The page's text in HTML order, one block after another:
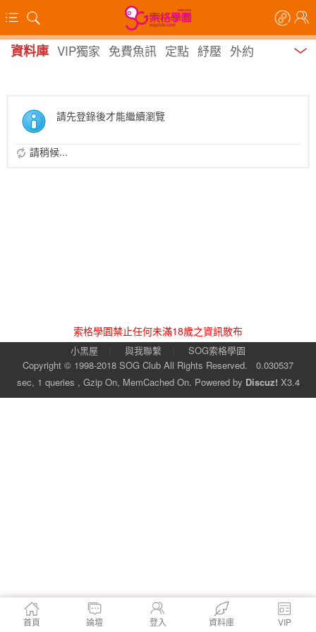
資料庫 VIP獨家 免費魚訊 定點 紓壓 外約
請先登錄後才能繼續瀏覽
請稍候...
索格學園禁止任何未滿18歲之資訊散布
小黑屋 與我聯繫
SOG索格學園
Copyright © 1998-2018 SOG Club All Rights Reserved. 0.030537
sec, 1 queries , Gzip On, MemCached On. Powered by Discuz! X3.4
首頁 論壇 登入 資料庫 VIP